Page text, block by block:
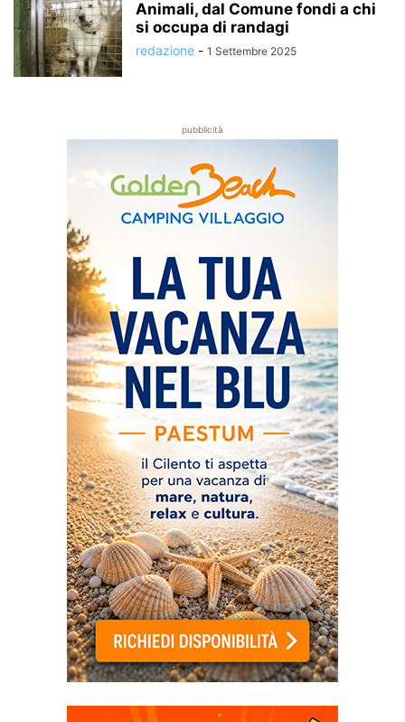
Animali, dal Comune fondi a chi
si occupa di randagi
redazione - 1 Settembre 2025
pubblicità